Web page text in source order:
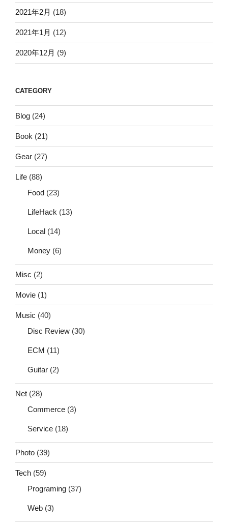
2021年2月 (18)
2021年1月 (12)
2020年12月 (9)
CATEGORY
Blog (24)
Book (21)
Gear (27)
Life (88)
Food (23)
LifeHack (13)
Local (14)
Money (6)
Misc (2)
Movie (1)
Music (40)
Disc Review (30)
ECM (11)
Guitar (2)
Net (28)
Commerce (3)
Service (18)
Photo (39)
Tech (59)
Programing (37)
Web (3)